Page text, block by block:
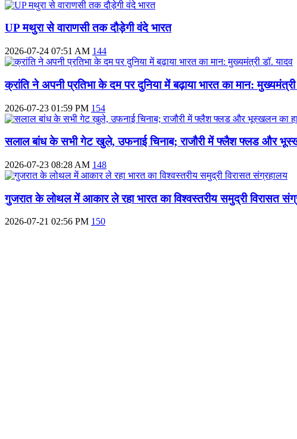
UP मथुरा से वाराणसी तक दौड़ेगी वंदे भारत
2026-07-24 07:51 AM 144
क्रांति ने अपनी प्रतिभा के दम पर दुनिया में बढ़ाया भारत का मान:
2026-07-23 01:59 PM 154
सलाल बांध के सभी गेट खुले, उफनाई चिनाब; राजौरी में फ्लैश फ्लड और
2026-07-23 08:28 AM 148
गुजरात के लोथल में आकार ले रहा भारत का विश्वस्तरीय समुद्री विरासत
2026-07-21 02:56 PM 150